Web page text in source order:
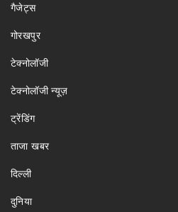
गैजेट्स
गोरखपुर
टेक्नोलॉजी
टेक्नोलॉजी न्यूज़
ट्रेंडिंग
ताजा खबर
दिल्ली
दुनिया